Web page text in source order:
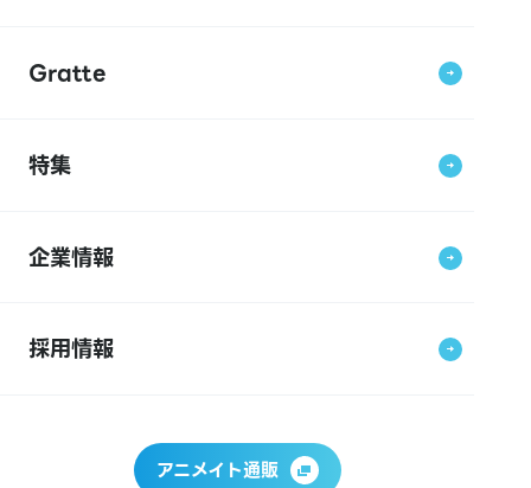
Gratte
特集
企業情報
採用情報
アニメイト通販